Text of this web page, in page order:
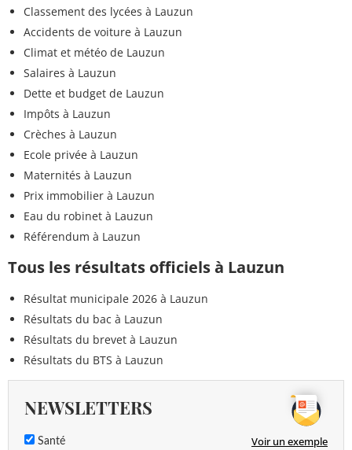
Classement des lycées à Lauzun
Accidents de voiture à Lauzun
Climat et météo de Lauzun
Salaires à Lauzun
Dette et budget de Lauzun
Impôts à Lauzun
Crèches à Lauzun
Ecole privée à Lauzun
Maternités à Lauzun
Prix immobilier à Lauzun
Eau du robinet à Lauzun
Référendum à Lauzun
Tous les résultats officiels à Lauzun
Résultat municipale 2026 à Lauzun
Résultats du bac à Lauzun
Résultats du brevet à Lauzun
Résultats du BTS à Lauzun
NEWSLETTERS
Santé Voir un exemple